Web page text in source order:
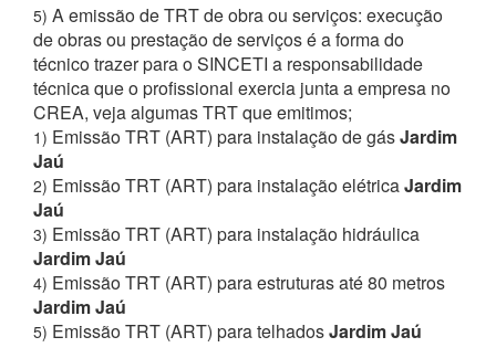
5) A emissão de TRT de obra ou serviços: execução
de obras ou prestação de serviços é a forma do
técnico trazer para o SINCETI a responsabilidade
técnica que o profissional exercia junta a empresa no
CREA, veja algumas TRT que emitimos;
1) Emissão TRT (ART) para instalação de gásJardim
Jaú
2) Emissão TRT (ART) para instalação elétricaJardim
Jaú
3) Emissão TRT (ART) para instalação hidráulica
Jardim Jaú
4) Emissão TRT (ART) para estruturas até 80 metros
Jardim Jaú
5) Emissão TRT (ART) para telhadosJardim Jaú